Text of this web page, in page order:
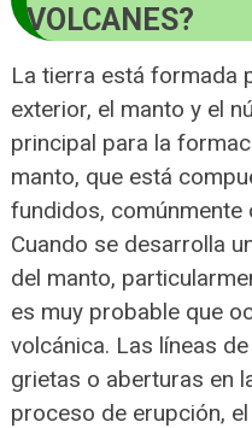
VOLCANES?
La tierra está formada
exterior, el manto y el
principal para la
manto, que está
fundidos,
Cuando se desarrolla
del manto,
es muy probable que
volcánica. Las líneas
grietas o aberturas en
proceso de erupción,